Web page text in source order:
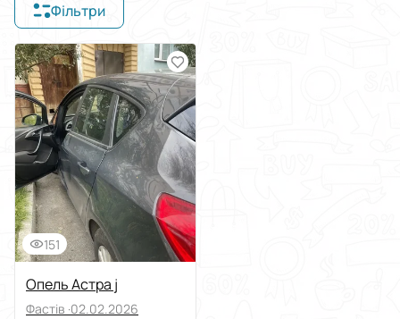
Фільтри
Відображати в
Сортувати за
Виберіть групу категорій
Транспорт
Виберіть категорію
Легкові автомобілі
Виберіть підкатегорію
Хетчбеки
Ціна
Від
151
Опель Астра j
Фастів ·02.02.2026